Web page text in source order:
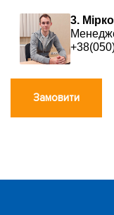
3.
Замовити